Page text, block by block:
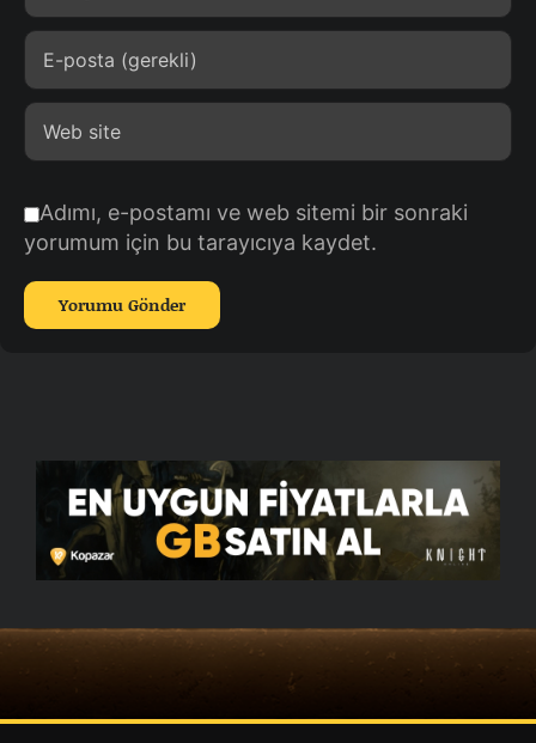
Adımı, e-postamı ve web sitemi bir sonraki
yorumum için bu tarayıcıya kaydet.